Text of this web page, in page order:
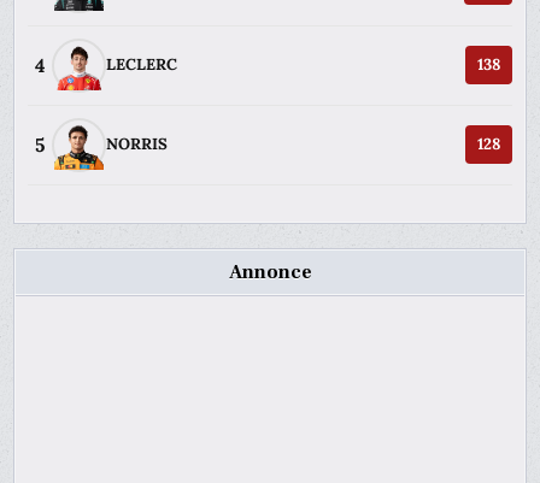
4 LECLERC 138
5 NORRIS 128
Annonce